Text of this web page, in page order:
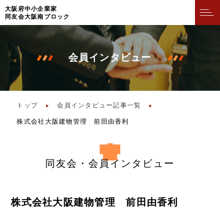
⼤阪府中⼩企業家
同友会⼤阪南ブロック
会員インタビュー
トップ 会員インタビュー記事一覧
株式会社大阪建物管理 前田由香利
同友会・会員インタビュー
株式会社大阪建物管理 前田由香利